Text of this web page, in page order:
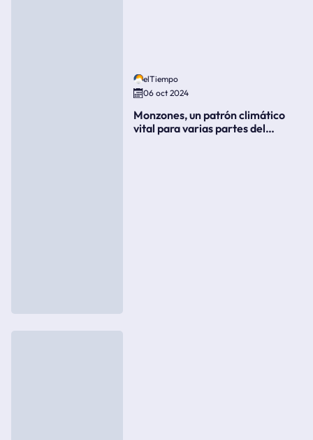
elTiempo
06 oct 2024
Monzones, un patrón climático
vital para varias partes del